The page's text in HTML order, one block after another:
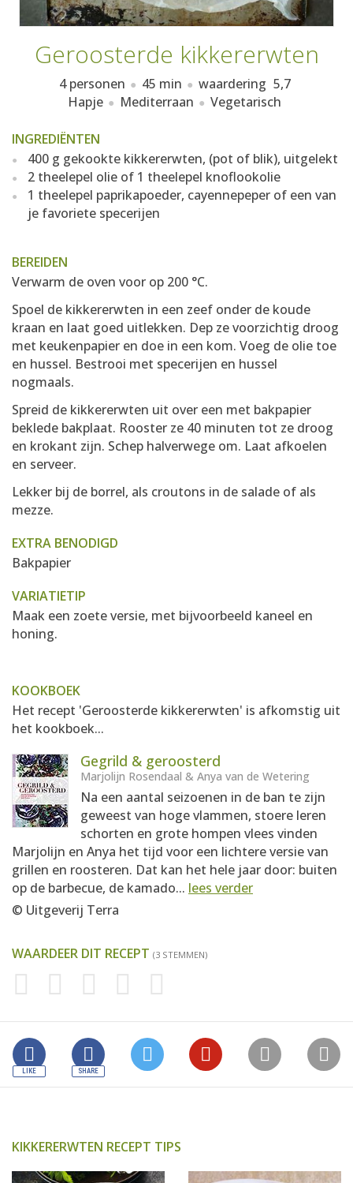
Geroosterde kikkererwten
4 personen 45 min waardering 5,7
Hapje
Mediterraan Vegetarisch
INGREDIËNTEN
400 g gekookte kikkererwten, (pot of blik), uitgelekt
2 theelepel olie of 1 theelepel knoflookolie
1 theelepel paprikapoeder, cayennepeper of een van
je favoriete specerijen
BEREIDEN
Verwarm de oven voor op 200 °C.
Spoel de kikkererwten in een zeef onder de koude
kraan en laat goed uitlekken. Dep ze voorzichtig droog
met keukenpapier en doe in een kom. Voeg de olie toe
en hussel. Bestrooi met specerijen en hussel
nogmaals.
Spreid de kikkererwten uit over een met bakpapier
beklede bakplaat. Rooster ze 40 minuten tot ze droog
en krokant zijn. Schep halverwege om. Laat afkoelen
en serveer.
Lekker bij de borrel, als croutons in de salade of als
mezze.
EXTRA BENODIGD
Bakpapier
VARIATIETIP
Maak een zoete versie, met bijvoorbeeld kaneel en
honing.
KOOKBOEK
Het recept 'Geroosterde kikkererwten' is afkomstig uit
het kookboek...
Gegrild & geroosterd
Marjolijn Rosendaal & Anya van de Wetering
Na een aantal seizoenen in de ban te zijn
geweest van hoge vlammen, stoere leren
schorten en grote hompen vlees vinden
Marjolijn en Anya het tijd voor een lichtere versie van
grillen en roosteren. Dat kan het hele jaar door: buiten
op de barbecue, de kamado... lees verder
© Uitgeverij Terra
WAARDEER DIT RECEPT (3 STEMMEN)
KIKKERERWTEN RECEPT TIPS